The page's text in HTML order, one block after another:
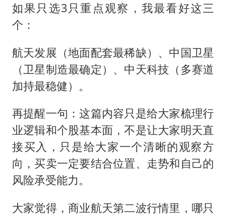
如果只选3只重点观察，我最看好这三
个：
航天发展（地面配套最稀缺）、中国卫星
（卫星制造最确定）、中天科技（多赛道
加持最稳健）。
再提醒一句：这篇内容只是给大家梳理行
业逻辑和个股基本面，不是让大家明天直
接买入，只是给大家一个清晰的观察方
向，买卖一定要结合位置、走势和自己的
风险承受能力。
大家觉得，商业航天第二波行情里，哪只